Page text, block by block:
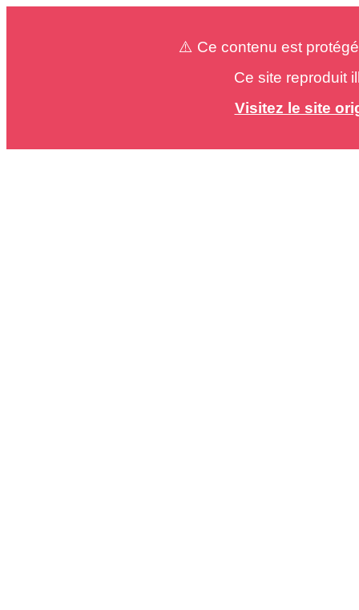
⚠️ Ce contenu est
Ce site reproduit
Visitez le site